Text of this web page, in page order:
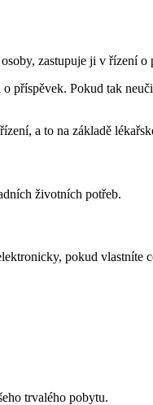
zastupuje ji v řízení o
příspěvek. Pokud tak
a to na základě
životních potřeb.
pokud vlastníte
trvalého pobytu.